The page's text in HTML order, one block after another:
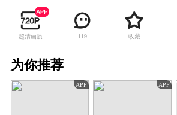
危，马衡、易培基等故宫
根在，中国不会亡”的信
的那段文化抗战悲壮史。
超清画质 119 收藏
为你推荐
APP APP